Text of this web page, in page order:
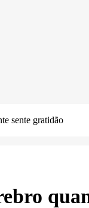
sente gratidão